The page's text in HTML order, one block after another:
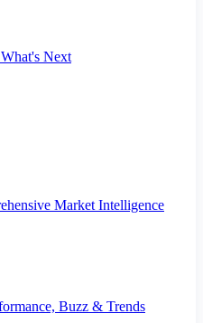
Next
Market Intelligence
Buzz & Trends